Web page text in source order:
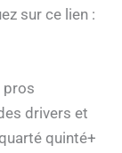
sur ce lien :
pros
drivers et
quinté+